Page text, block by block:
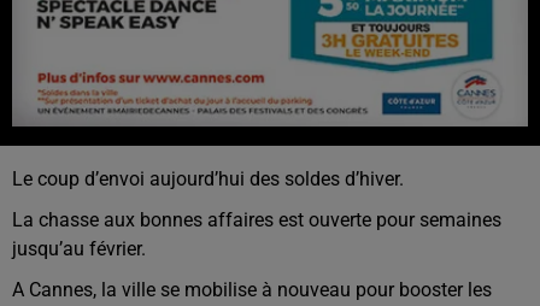
Le coup d’envoi aujourd’hui des soldes d’hiver.
La chasse aux bonnes affaires est ouverte pour semaines
jusqu’au février.
A Cannes, la ville se mobilise à nouveau pour booster les